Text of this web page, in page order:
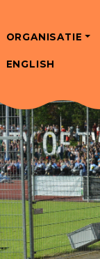
ORGANISATIE
ENGLISH